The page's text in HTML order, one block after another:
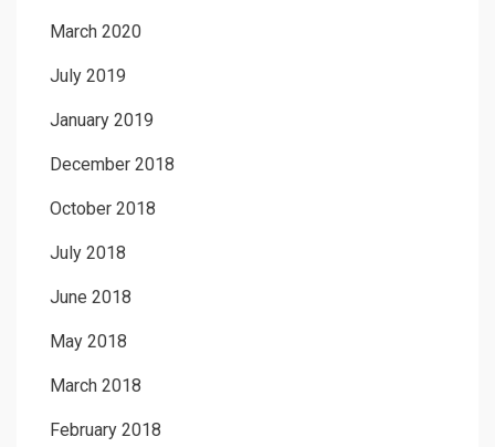
March 2020
July 2019
January 2019
December 2018
October 2018
July 2018
June 2018
May 2018
March 2018
February 2018